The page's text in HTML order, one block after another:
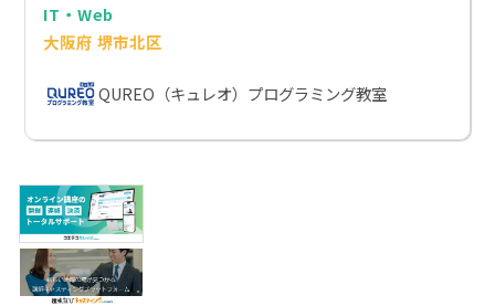
IT・Web
大阪府 堺市北区
QUREO（キュレオ）プログラミング教室